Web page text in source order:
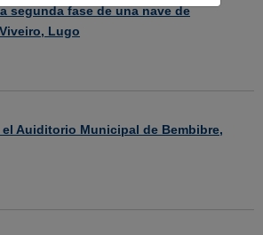
segunda fase de una nave de
Lugo
Auiditorio Municipal de Bembibre,